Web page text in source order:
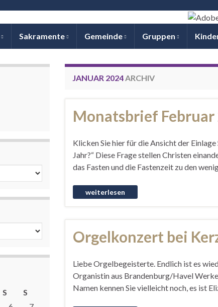
Sakramente Gemeinde Gruppen
JANUAR 2024ARCHIV
Monatsbrief
Klicken Sie hier für die Ansicht der
Jahr?“ Diese Frage stellen Christen
das Fasten und die Fastenzeit zu den
Orgelkonzert bei
Liebe Orgelbegeisterte. Endlich ist es
Organistin aus Brandenburg/Havel
Namen kennen Sie vielleicht noch, es ist
S
S